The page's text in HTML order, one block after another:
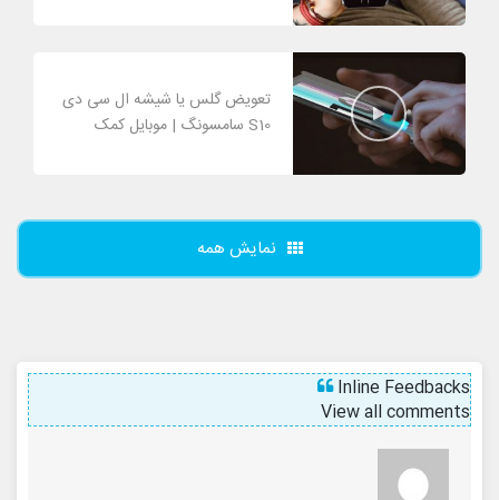
تعویض گلس یا شیشه ال سی دی
S10 سامسونگ | موبایل کمک
نمایش همه
Inline Feedbacks
View all comments